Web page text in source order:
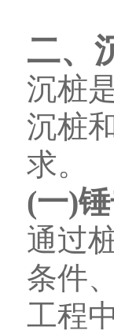
二、
沉桩
沉桩
求。
(一)
通过
条件
工程